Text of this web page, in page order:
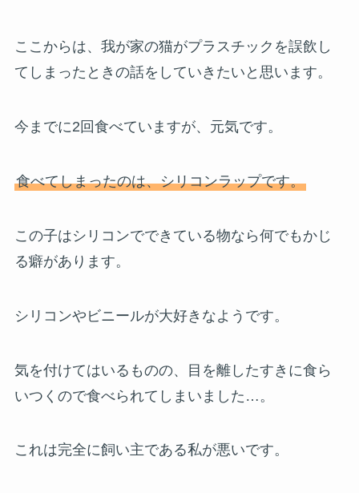
ここからは、我が家の猫がプラスチックを誤飲し
てしまったときの話をしていきたいと思います。
今までに2回食べていますが、元気です。
食べてしまったのは、シリコンラップです。
この子はシリコンでできている物なら何でもかじ
る癖があります。
シリコンやビニールが大好きなようです。
気を付けてはいるものの、目を離したすきに食ら
いつくので食べられてしまいました…。
これは完全に飼い主である私が悪いです。